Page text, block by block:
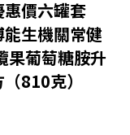
價六罐套
生機關常健
果葡萄糖胺升
810克）